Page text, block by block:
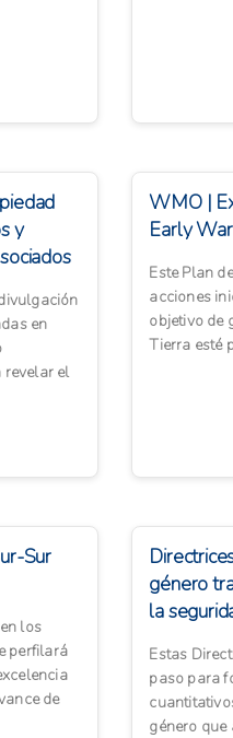
y
en
revelar el
WMO |
Early
Este Plan
acciones
objetivo de
Tierra esté
Sur
los
perfilará
de
género
la
Estas
paso para
género que